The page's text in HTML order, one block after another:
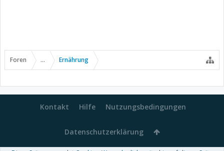
Foren ... Ernährung
Kontakt Hilfe Nutzungsbedingungen
Datenschutzerklärung